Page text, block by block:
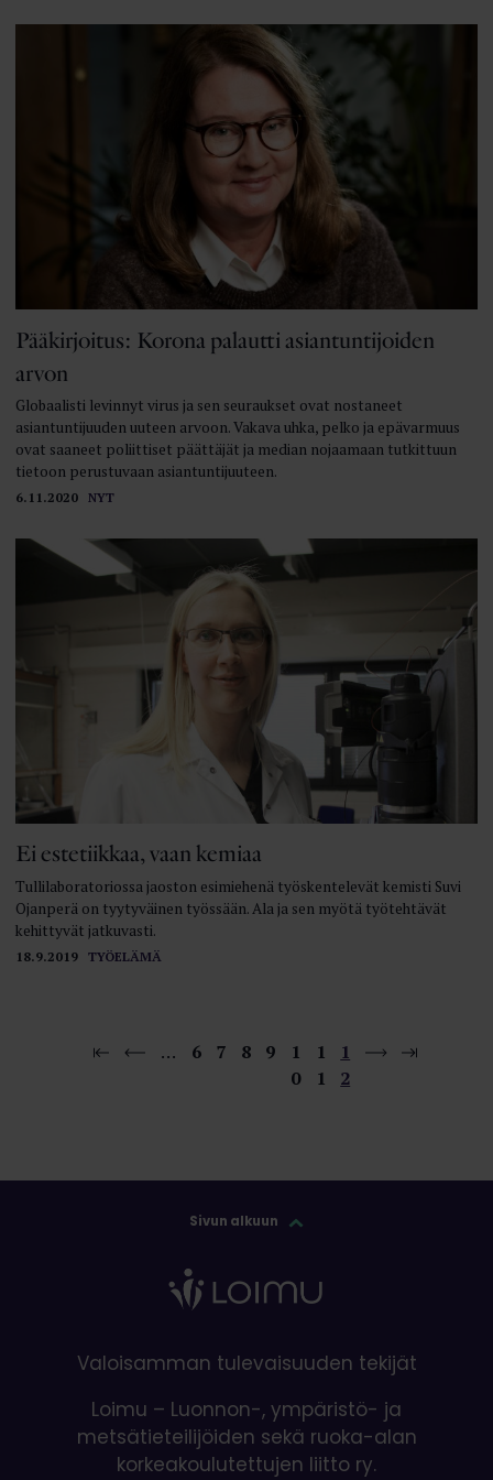
6.11.2020 NYT
Pääkirjoitus: Korona palautti asiantuntijoiden
arvon
Globaalisti levinnyt virus ja sen seuraukset ovat nostaneet
asiantuntijuuden uuteen arvoon. Vakava uhka, pelko ja epävarmuus
ovat saaneet poliittiset päättäjät ja median nojaamaan tutkittuun
tietoon perustuvaan asiantuntijuuteen.
18.9.2019 TYÖELÄMÄ
Ei estetiikkaa, vaan kemiaa
Tullilaboratoriossa jaoston esimiehenä työskentelevät kemisti Suvi
Ojanperä on tyytyväinen työssään. Ala ja sen myötä työtehtävät
kehittyvät jatkuvasti.
… 6 7 8 9
1
0
1
1
1
2
Sivun alkuun
Valoisamman tulevaisuuden tekijät
Loimu – Luonnon-, ympäristö- ja
metsätieteilijöiden sekä ruoka-alan
korkeakoulutettujen liitto ry.